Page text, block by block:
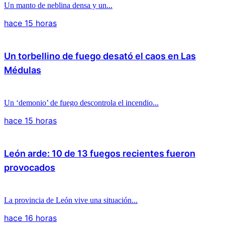
Un manto de neblina densa y un...
hace 15 horas
Un torbellino de fuego desató el caos en Las
Médulas
Un ‘demonio’ de fuego descontrola el incendio...
hace 15 horas
León arde: 10 de 13 fuegos recientes fueron
provocados
La provincia de León vive una situación...
hace 16 horas